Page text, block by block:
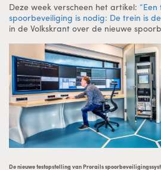
Deze week verscheen het artikel:
spoorbeveiliging is nodig: De trein is
in de Volkskrant over de nieuwe
De nieuwe testopstelling van Prorails